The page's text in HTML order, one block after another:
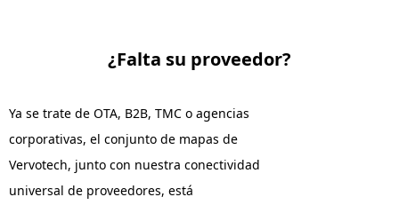
¿Falta su proveedor?
Ya se trate de OTA, B2B, TMC o agencias
corporativas, el conjunto de mapas de
Vervotech, junto con nuestra conectividad
universal de proveedores, está